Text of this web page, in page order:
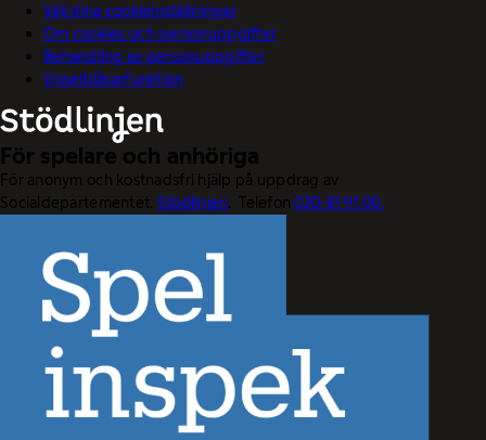
Välj dina cookieinställningar
Om cookies och personuppgifter
Behandling av personuppgifter
Visselblåsarfunktion
För spelare och anhöriga
För anonym och kostnadsfri hjälp på uppdrag av
Socialdepartementet. Stödlinjen. Telefon020-81 91 00.